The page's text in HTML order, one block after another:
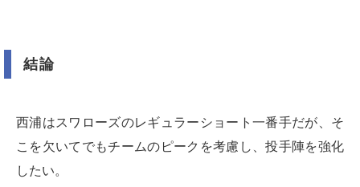
結論
西浦はスワローズのレギュラーショート一番手だが、そ
こを欠いてでもチームのピークを考慮し、投手陣を強化
したい。